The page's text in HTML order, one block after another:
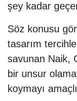
şey kadar
Söz konusu
tasarım
savunan Naik,
bir unsur
koymayı